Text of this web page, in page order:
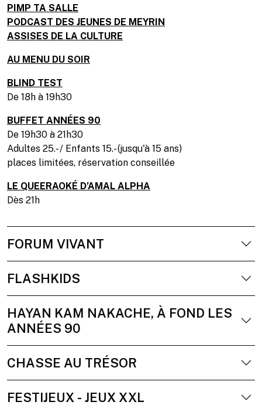
PIMP TA SALLE
PODCAST DES JEUNES DE MEYRIN
ASSISES DE LA CULTURE
AU MENU DU SOIR
BLIND TEST
De 18h à 19h30
BUFFET ANNÉES 90
De 19h30 à 21h30
Adultes 25.- / Enfants 15.- (jusqu'à 15 ans)
places limitées, réservation conseillée
LE QUEERAOKÉ D’AMAL ALPHA
Dès 21h
FORUM VIVANT
FLASHKIDS
HAYAN KAM NAKACHE, À FOND LES
ANNÉES 90
CHASSE AU TRÉSOR
FESTIJEUX - JEUX XXL